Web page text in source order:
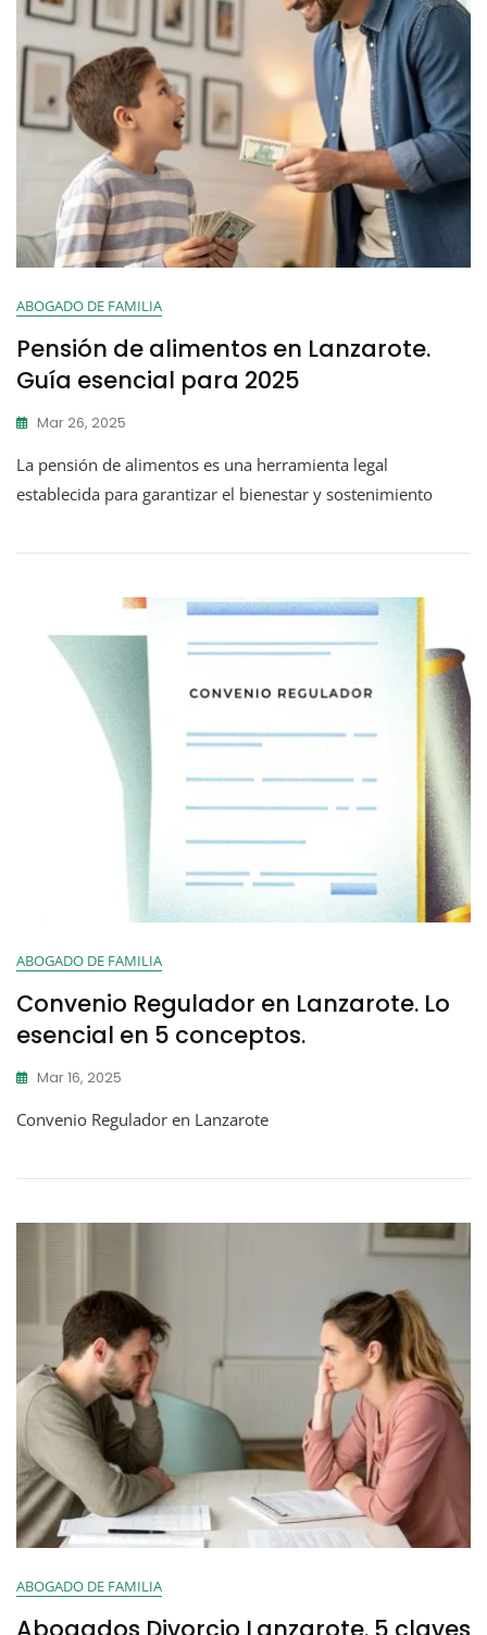
ABOGADO DE FAMILIA
Pensión de alimentos en Lanzarote.
Guía esencial para 2025
Mar 26, 2025
La pensión de alimentos es una herramienta legal
establecida para garantizar el bienestar y sostenimiento
ABOGADO DE FAMILIA
Convenio Regulador en Lanzarote. Lo
esencial en 5 conceptos.
Mar 16, 2025
Convenio Regulador en Lanzarote
ABOGADO DE FAMILIA